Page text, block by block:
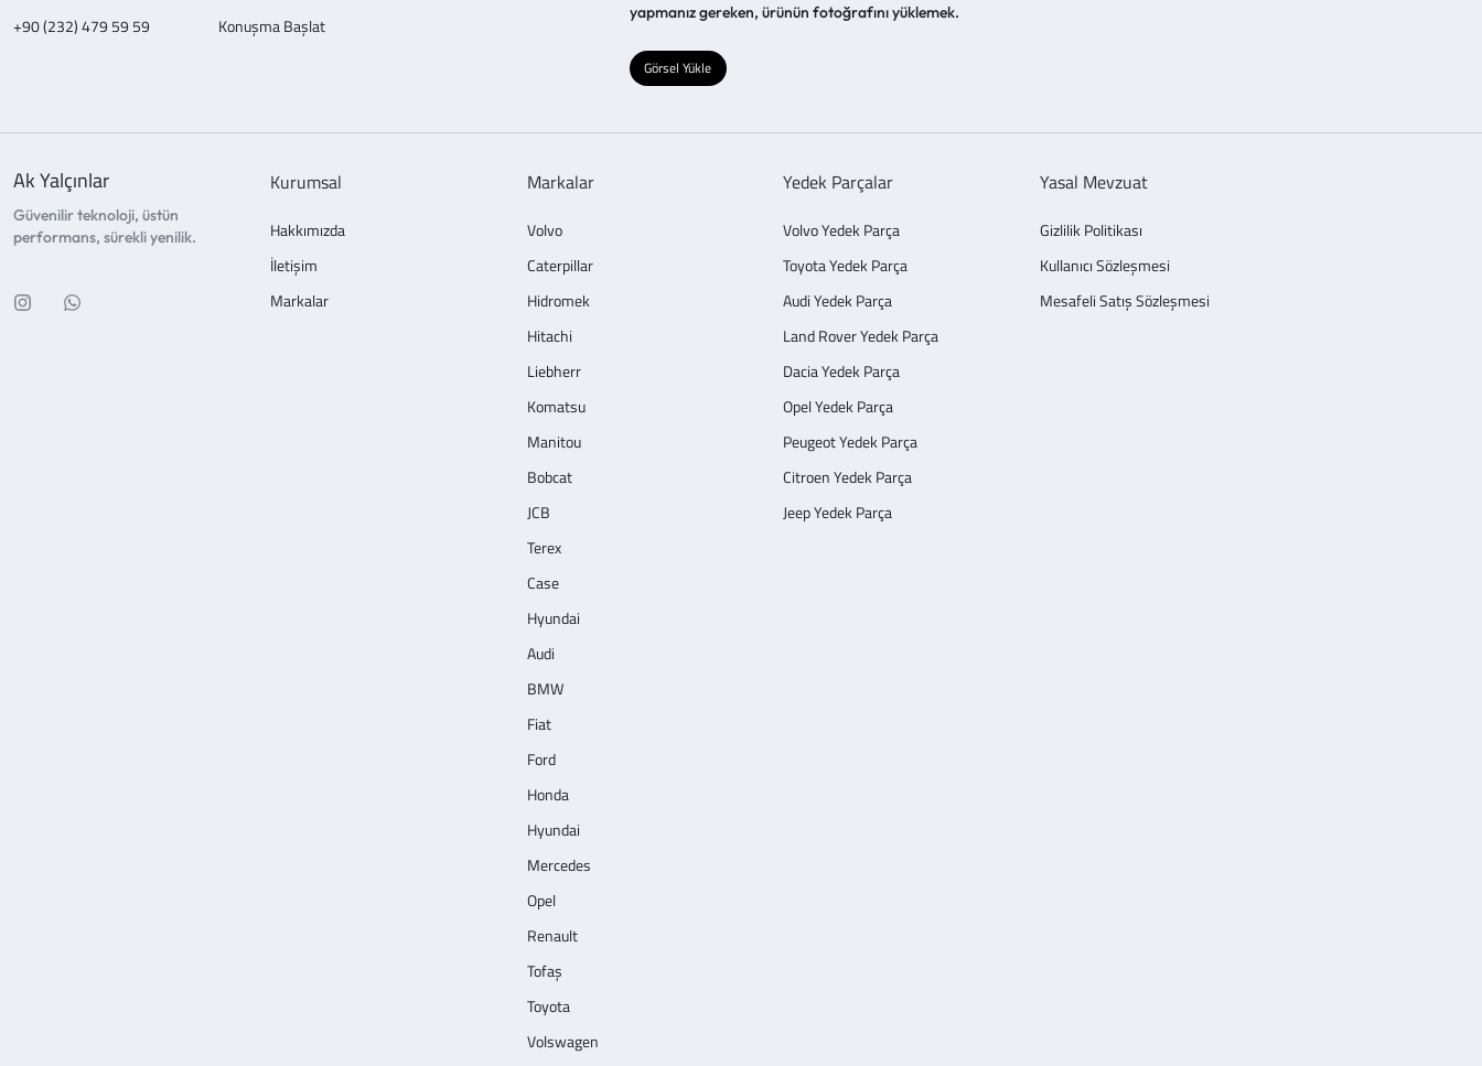
+90 (232) 479 59 59 Konuşma Başlat
yapmanız gereken, ürünün fotoğrafını yüklemek.
Görsel Yükle
Ak Yalçınlar
Güvenilir teknoloji, üstün
performans, sürekli yenilik.
Kurumsal
Hakkımızda
İletişim
Markalar
Markalar
Volvo
Caterpillar
Hidromek
Hitachi
Liebherr
Komatsu
Manitou
Bobcat
JCB
Terex
Case
Hyundai
Audi
BMW
Fiat
Ford
Honda
Hyundai
Mercedes
Opel
Renault
Tofaş
Toyota
Volswagen
Yedek Parçalar
Volvo Yedek Parça
Toyota Yedek Parça
Audi Yedek Parça
Land Rover Yedek Parça
Dacia Yedek Parça
Opel Yedek Parça
Peugeot Yedek Parça
Citroen Yedek Parça
Jeep Yedek Parça
Yasal Mevzuat
Gizlilik Politikası
Kullanıcı Sözleşmesi
Mesafeli Satış Sözleşmesi